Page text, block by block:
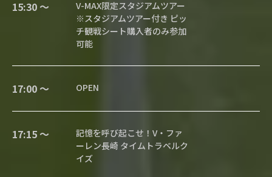
15:30 〜
V-MAX限定スタジアムツアー
※スタジアムツアー付き ピッ
チ観戦シート購入者のみ参加
可能
17:00 〜 OPEN
17:15 〜
記憶を呼び起こせ！V・ファ
ーレン長崎 タイムトラベルク
イズ